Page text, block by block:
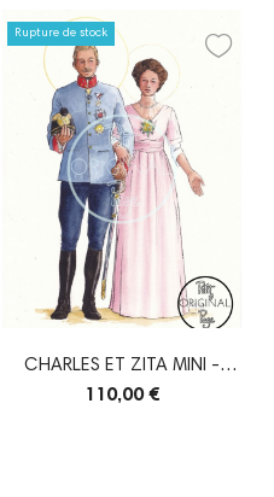
Rupture de stock
CHARLES ET ZITA MINI -
ORIGINAL
110,00 €